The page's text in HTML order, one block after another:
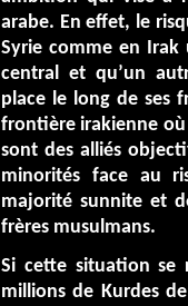
arabe. En effet, le
Syrie comme en
central et qu’un
place le long de ses
frontière irakienne où
sont des alliés
minorités face au
majorité sunnite et
frères musulmans.
Si cette situation se
millions de Kurdes